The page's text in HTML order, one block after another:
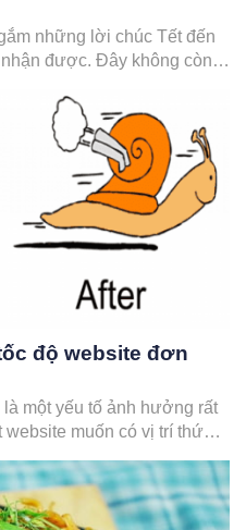
những lời chúc Tết đến
được. Đây không còn
mua ở ngoài thị trường
độ website đơn
một yếu tố ảnh hưởng rất
website muốn có vị trí thứ
nghiệm tốt nhất. Tuy nhiên